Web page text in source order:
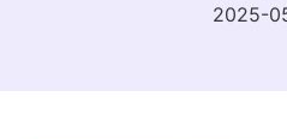
2025-